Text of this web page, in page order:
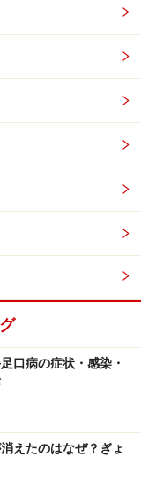
口病の症状・感染・
えたのはなぜ？ぎょ